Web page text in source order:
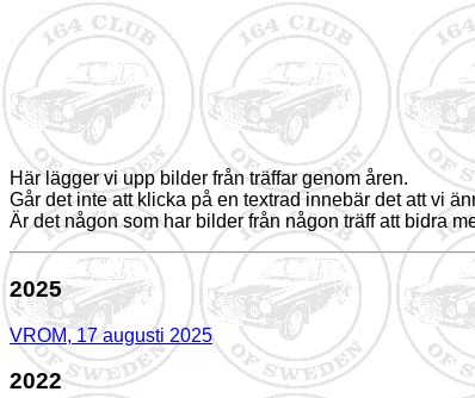
Här lägger vi upp bilder från träffar genom åren.
Går det inte att klicka på en textrad innebär det att vi
Är det någon som har bilder från någon träff att bidra
2025
VROM, 17 augusti 2025
2022